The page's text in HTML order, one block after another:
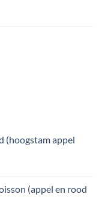
(hoogstam appel
(appel en rood